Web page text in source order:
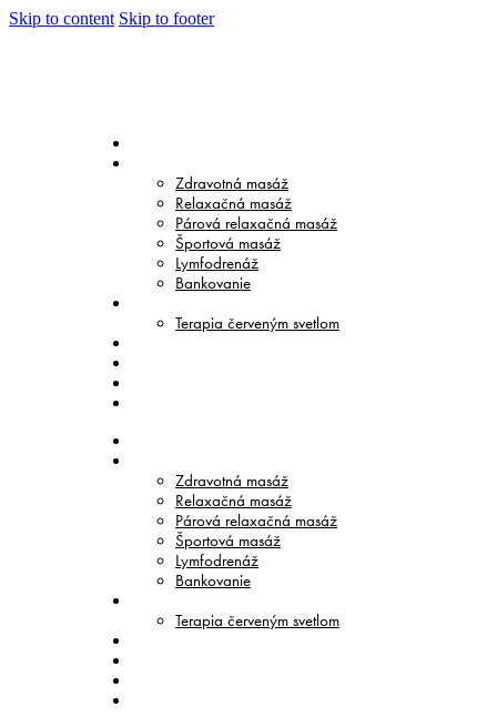
Skip to content Skip to footer
Zdravotná masáž
Relaxačná masáž
Párová relaxačná masáž
Športová masáž
Lymfodrenáž
Bankovanie
Terapia červeným svetlom
Zdravotná masáž
Relaxačná masáž
Párová relaxačná masáž
Športová masáž
Lymfodrenáž
Bankovanie
Terapia červeným svetlom